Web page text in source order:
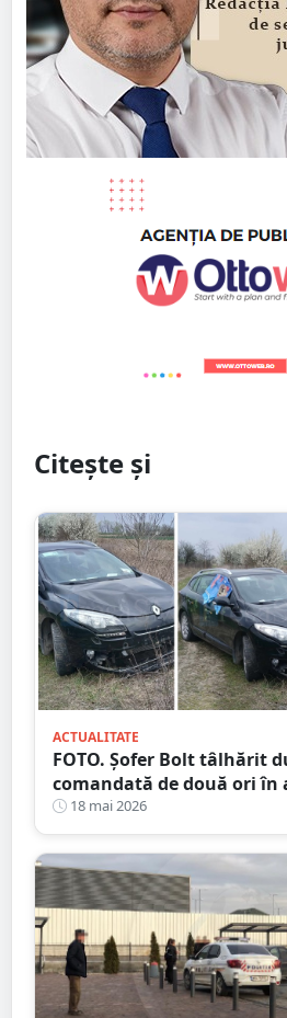
Citește și
ACTUALITATE
FOTO. Șofer Bolt tâlhărit
comandată de două ori în
Unul dintre suspecți este
18 mai 2026